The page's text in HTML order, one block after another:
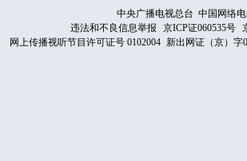
中央广播电视总台 中国网络
违法和不良信息举报
京ICP证060535号
网上传播视听节目许可证号 0102004 新出网证（京）